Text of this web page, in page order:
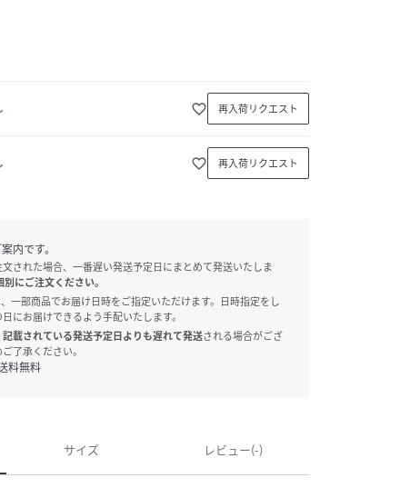
favorite_border 再入荷リクエスト
favorite_border 再入荷リクエスト
内です。
された場合、一番遅い発送予定日にまとめて発送いたしま
にご注文ください。
一部商品でお届け日時をご指定いただけます。日時指定をし
にお届けできるよう手配いたします。
載されている発送予定日よりも遅れて発送される場合がござ
了承ください。
料無料
サイズ レビュー(-)